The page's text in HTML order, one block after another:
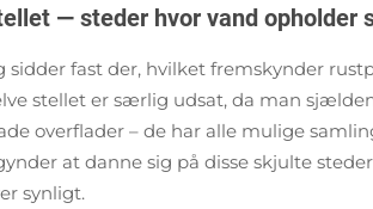
— steder hvor vand opholder
fast der, hvilket fremskynder
stellet er særlig udsat, da man
overflader – de har alle mulige
at danne sig på disse skjulte
synligt.